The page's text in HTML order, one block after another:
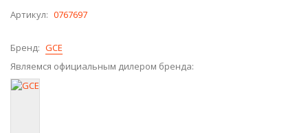
Артикул: 0767697
Бренд: GCE
Являемся официальным дилером бренда: